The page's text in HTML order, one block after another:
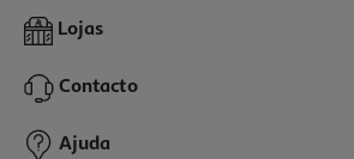
Desodorizante Wild Floral Azul Âmbar 40g
16,99 €
Lojas
Contacto
Ajuda